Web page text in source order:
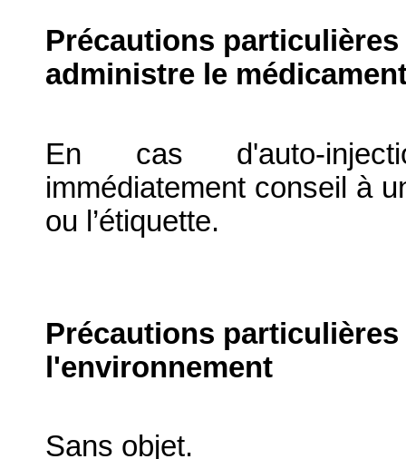
Précautions
administre le
En cas d'auto-
immédiatement conseil à
ou l’étiquette.
Précautions
l'environnement
Sans objet.